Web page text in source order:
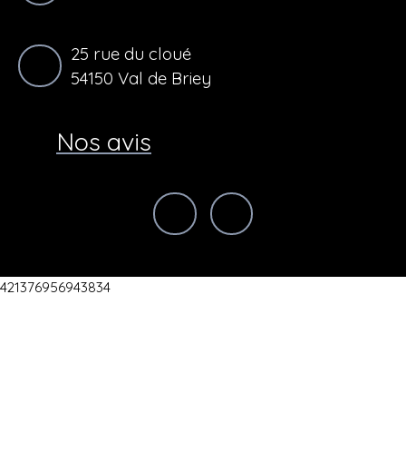
25 rue du cloué
54150 Val de Briey
Nos avis
421376956943834